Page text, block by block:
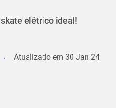
elétrico ideal!
Atualizado em 30 Jan 24